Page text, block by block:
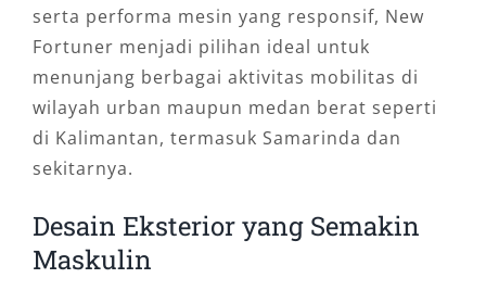
serta performa mesin yang responsif, New
Fortuner menjadi pilihan ideal untuk
menunjang berbagai aktivitas mobilitas di
wilayah urban maupun medan berat seperti
di Kalimantan, termasuk Samarinda dan
sekitarnya.
Desain Eksterior yang Semakin
Maskulin